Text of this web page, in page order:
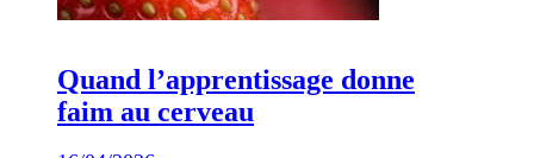
Quand l’apprentissage donne
faim au cerveau